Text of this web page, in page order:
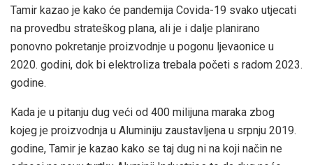
Tamir kazao je kako će pandemija Covida-19 svako utjecati
na provedbu strateškog plana, ali je i dalje planirano
ponovno pokretanje proizvodnje u pogonu ljevaonice u
2020. godini, dok bi elektroliza trebala početi s radom 2023.
godine.
Kada je u pitanju dug veći od 400 milijuna maraka zbog
kojeg je proizvodnja u Aluminiju zaustavljena u srpnju 2019.
godine, Tamir je kazao kako se taj dug ni na koji način ne